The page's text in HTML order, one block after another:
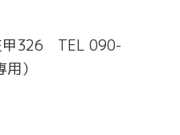
甲326 TEL 090-
）